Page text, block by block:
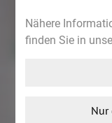
Escin Beta-
Asiatischer
Nähere
finden Sie in
Nur